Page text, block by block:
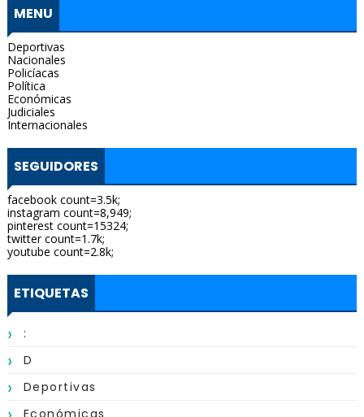
MENU
Deportivas
Nacionales
Policíacas
Política
Económicas
Judiciales
Internacionales
SEGUIDORES
facebook count=3.5k;
instagram count=8,949;
pinterest count=15324;
twitter count=1.7k;
youtube count=2.8k;
ETIQUETAS
:
D
Deportivas
Económicas